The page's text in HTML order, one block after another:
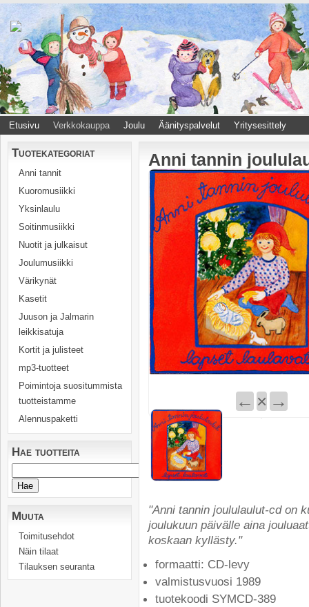
Etusivu Verkkokauppa Joulu Äänityspalvelut Yritysesittely
Tuotekategoriat
Anni tannit
Kuoromusiikki
Yksinlaulu
Soitinmusiikki
Nuotit ja julkaisut
Joulumusiikki
Värikynät
Kasetit
Juuson ja Jalmarin
leikkisatuja
Kortit ja julisteet
mp3-tuotteet
Poimintoja suositummista
tuotteistamme
Alennuspaketti
Hae tuotteita
Muuta
Toimitusehdot
Näin tilaat
Tilauksen seuranta
Anni tannin
← × →
"Anni tannin joululaulut-cd on
joulukuun päivälle aina
koskaan kyllästy."
formaatti: CD-levy
valmistusvuosi 1989
tuotekoodi SYMCD-389